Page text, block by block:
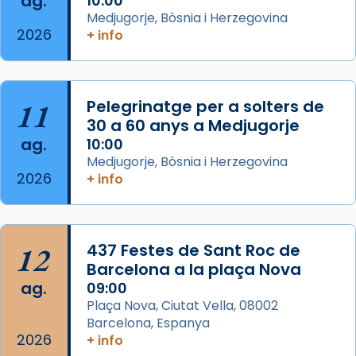
del Sant Pare Lleó XIV a Barcelona, i als
col·laboradors, a la Catedral de Barcelona.
L’arquebisbe de Barcelona, el cardenal Joan
Josep Omella, ha presidit la missa i l’ha
concelebrat el bisbe auxiliar de Barcelona,
Mons. David Abadías.
📸 Dr. G. Simón
Photo
View on Facebook · Share
Arquebisbat de Barcelona
2 weeks ago
Memòria de les santes Juliana i
Semproniana, verges i màrtirs.
Acompanyant la història de sant Cugat, a
2026
Medjugorje, Bòsnia i Herzegovina
+ info
11
ag.
2026
Pelegrinatge per a solters de
30 a 60 anys a Medjugorje
10:00
Medjugorje, Bòsnia i Herzegovina
+ info
12
ag.
2026
437 Festes de Sant Roc de
Barcelona a la plaça Nova
09:00
Plaça Nova, Ciutat Vella, 08002
Barcelona, Espanya
+ info